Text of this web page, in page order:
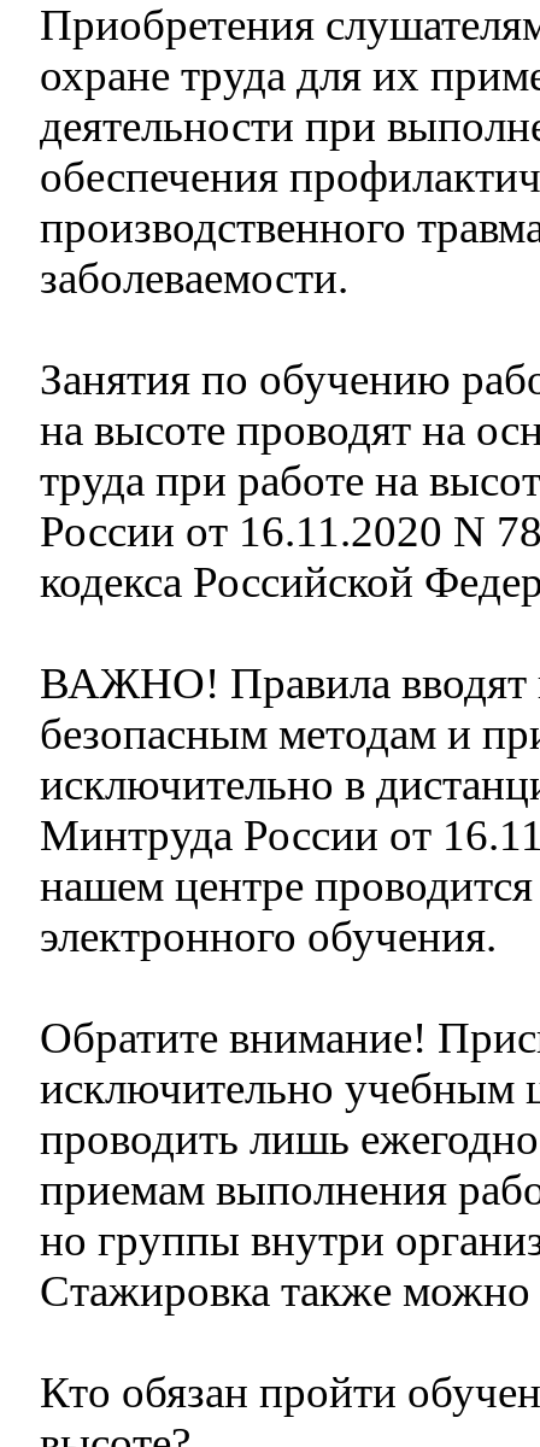
Приобретения
охране труда для их
деятельности при
обеспечения
производственного
заболеваемости.
Занятия по обучению
на высоте проводят на
труда при работе на
России от 16.11.2020 N
кодекса Российской
ВАЖНО! Правила вводят
безопасным методам и
исключительно в
Минтруда России от
нашем центре
электронного обучения.
Обратите внимание!
исключительно учебным
проводить лишь
приемам выполнения
но группы внутри
Стажировка также можно
Кто обязан пройти